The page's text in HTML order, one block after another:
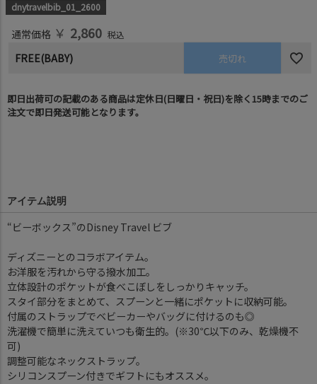
dnytravelbib_01_2600
通常価格 ￥ 2,860 税込
FREE(BABY) 売切れ
即日出荷可の記載のある商品は定休日(日曜日・祝日)を除く15時までのご
注文で即日発送可能となります。
アイテム説明
“ビーボックス”のDisney Travel ビブ
ディズニーとのコラボアイテム。
お洋服を汚れから守る撥水加工。
立体設計のポケットが食べこぼしをしっかりキャッチ。
スタイ部分をまとめて、スプーンと一緒にポケットに収納可能。
付属のストラップでベビーカーやバッグに付けるのも◎
洗濯機で簡単に洗えていつも衛生的。(※30℃以下のみ、乾燥機不
可)
調整可能なネックストラップ。
シリコンスプーン付きでギフトにもオススメ。